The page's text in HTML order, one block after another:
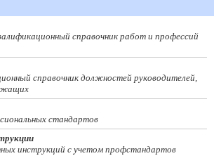
справочник работ и профессий
справочник должностей руководителей,
стандартов
инструкций с учетом профстандартов